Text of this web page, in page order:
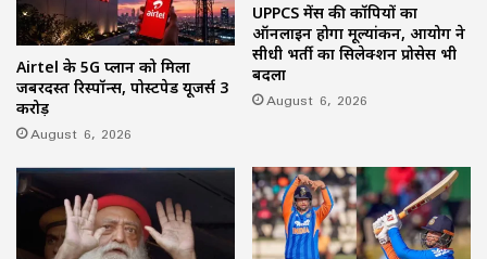
Airtel के 5G प्लान को मिला
जबरदस्त रिस्पॉन्स, पोस्टपेड यूजर्स 3
करोड़
August 6, 2026
UPPCS मेंस की कॉपियों का
ऑनलाइन होगा मूल्यांकन, आयोग ने
सीधी भर्ती का सिलेक्शन प्रोसेस भी
बदला
August 6, 2026